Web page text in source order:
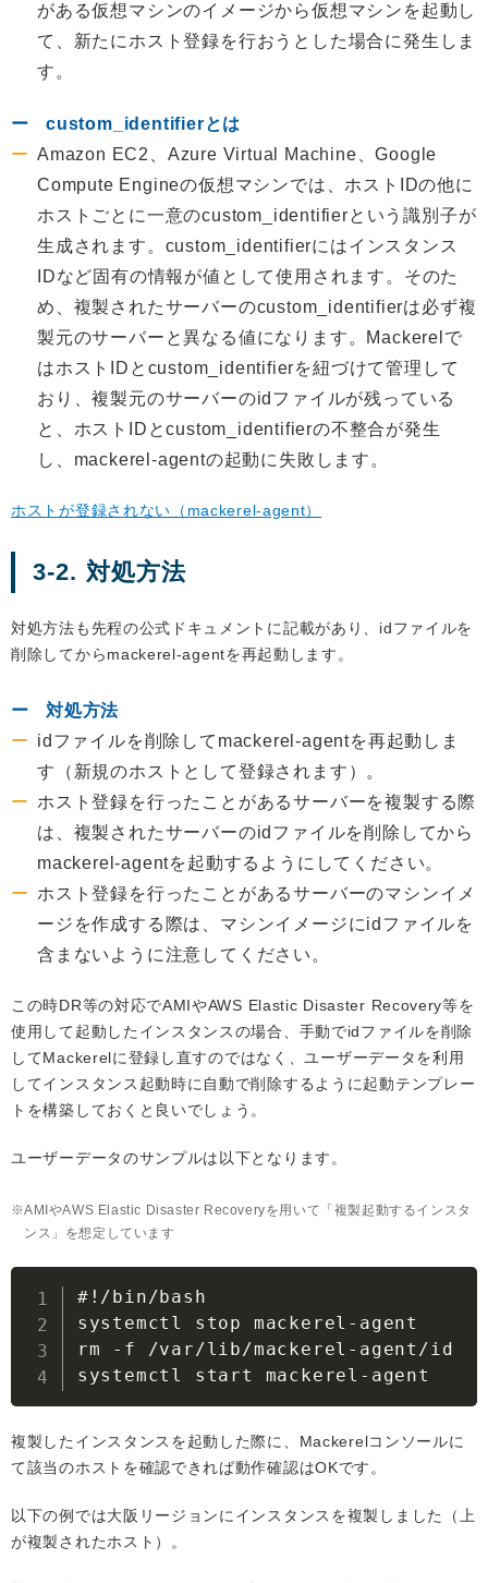
がある仮想マシンのイメージから仮想マシンを起動し
て、新たにホスト登録を行おうとした場合に発生しま
す。
custom_identifierとは
Amazon EC2、Azure Virtual Machine、Google
Compute Engineの仮想マシンでは、ホストIDの他に
ホストごとに一意のcustom_identifierという識別子が
生成されます。custom_identifierにはインスタンス
IDなど固有の情報が値として使用されます。そのた
め、複製されたサーバーのcustom_identifierは必ず複
製元のサーバーと異なる値になります。Mackerelで
はホストIDとcustom_identifierを紐づけて管理して
おり、複製元のサーバーのidファイルが残っている
と、ホストIDとcustom_identifierの不整合が発生
し、mackerel-agentの起動に失敗します。
ホストが登録されない（mackerel-agent）
3-2. 対処方法
対処方法も先程の公式ドキュメントに記載があり、idファイルを
削除してからmackerel-agentを再起動します。
対処方法
idファイルを削除してmackerel-agentを再起動しま
す（新規のホストとして登録されます）。
ホスト登録を行ったことがあるサーバーを複製する際
は、複製されたサーバーのidファイルを削除してから
mackerel-agentを起動するようにしてください。
ホスト登録を行ったことがあるサーバーのマシンイメ
ージを作成する際は、マシンイメージにidファイルを
含まないように注意してください。
この時DR等の対応でAMIやAWS Elastic Disaster Recovery等を
使用して起動したインスタンスの場合、手動でidファイルを削除
してMackerelに登録し直すのではなく、ユーザーデータを利用
してインスタンス起動時に自動で削除するように起動テンプレー
トを構築しておくと良いでしょう。
ユーザーデータのサンプルは以下となります。
AMIやAWS Elastic Disaster Recoveryを用いて「複製起動するインスタ
ンス」を想定しています
#!/bin/bash
systemctl stop mackerel-agent
rm -f /var/lib/mackerel-agent/id
systemctl start mackerel-agent
複製したインスタンスを起動した際に、Mackerelコンソールに
て該当のホストを確認できれば動作確認はOKです。
以下の例では大阪リージョンにインスタンスを複製しました（上
が複製されたホスト）。